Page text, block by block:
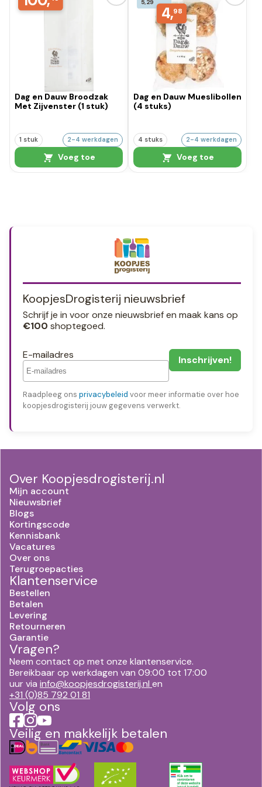
Dag en Dauw Broodzak
Met Zijvenster (1 stuk)
1 stuk 2-4 werkdagen
Voeg toe
4,98
Dag en Dauw Mueslibollen
(4 stuks)
4 stuks 2-4 werkdagen
Voeg toe
KoopjesDrogisterij nieuwsbrief
Schrijf je in voor onze nieuwsbrief en maak kans op
€100 shoptegoed.
E-mailadres
Raadpleeg ons privacybeleid voor meer informatie over hoe
koopjesdrogisterij jouw gegevens verwerkt.
Over Koopjesdrogisterij.nl
Mijn account
Nieuwsbrief
Blogs
Kortingscode
Kennisbank
Vacatures
Over ons
Terugroepacties
Klantenservice
Bestellen
Betalen
Levering
Retourneren
Garantie
Vragen?
Neem contact op met onze klantenservice.
Bereikbaar op werkdagen van 09:00 tot 17:00
uur via info@koopjesdrogisterij.nl en
+31 (0)85 792 01 81
Volg ons
Veilig en makkelijk betalen